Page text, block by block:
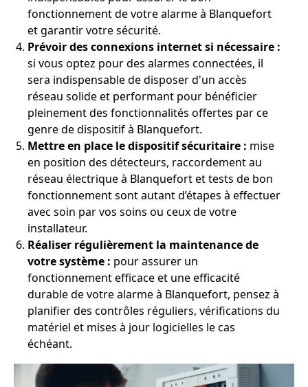
fonctionnement de votre alarme à Blanquefort
et garantir votre sécurité.
Prévoir des connexions internet si nécessaire :
si vous optez pour des alarmes connectées, il
sera indispensable de disposer d'un accès
réseau solide et performant pour bénéficier
pleinement des fonctionnalités offertes par ce
genre de dispositif à Blanquefort.
Mettre en place le dispositif sécuritaire : mise
en position des détecteurs, raccordement au
réseau électrique à Blanquefort et tests de bon
fonctionnement sont autant d’étapes à effectuer
avec soin par vos soins ou ceux de votre
installateur.
Réaliser régulièrement la maintenance de
votre système : pour assurer un
fonctionnement efficace et une efficacité
durable de votre alarme à Blanquefort, pensez à
planifier des contrôles réguliers, vérifications du
matériel et mises à jour logicielles le cas
échéant.